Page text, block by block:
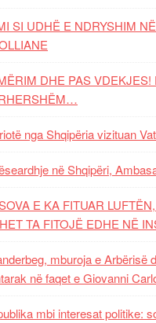
SI UDHË E NDRYSHIM
DHE PAS VDEKJES!
nga Shqipëria vizituan
në Shqipëri,
E KA FITUAR
TA FITOJË EDHE NË
mburoja e Arbërisë
në faqet e Giovanni
mbi interesat politike: